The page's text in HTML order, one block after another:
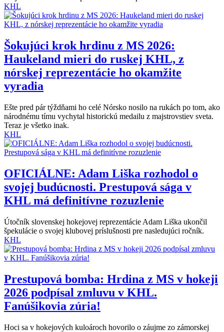
KHL
Šokujúci krok hrdinu z MS 2026:
Haukeland mieri do ruskej KHL, z
nórskej reprezentácie ho okamžite
vyradia
Ešte pred pár týždňami ho celé Nórsko nosilo na rukách po tom, ako
národnému tímu vychytal historickú medailu z majstrovstiev sveta.
Teraz je všetko inak.
KHL
OFICIÁLNE: Adam Liška rozhodol o
svojej budúcnosti. Prestupová sága v
KHL má definitívne rozuzlenie
Útočník slovenskej hokejovej reprezentácie Adam Liška ukončil
špekulácie o svojej klubovej príslušnosti pre nasledujúci ročník.
KHL
Prestupová bomba: Hrdina z MS v hokeji
2026 podpísal zmluvu v KHL.
Fanúšikovia zúria!
Hoci sa v hokejových kuloároch hovorilo o záujme zo zámorskej